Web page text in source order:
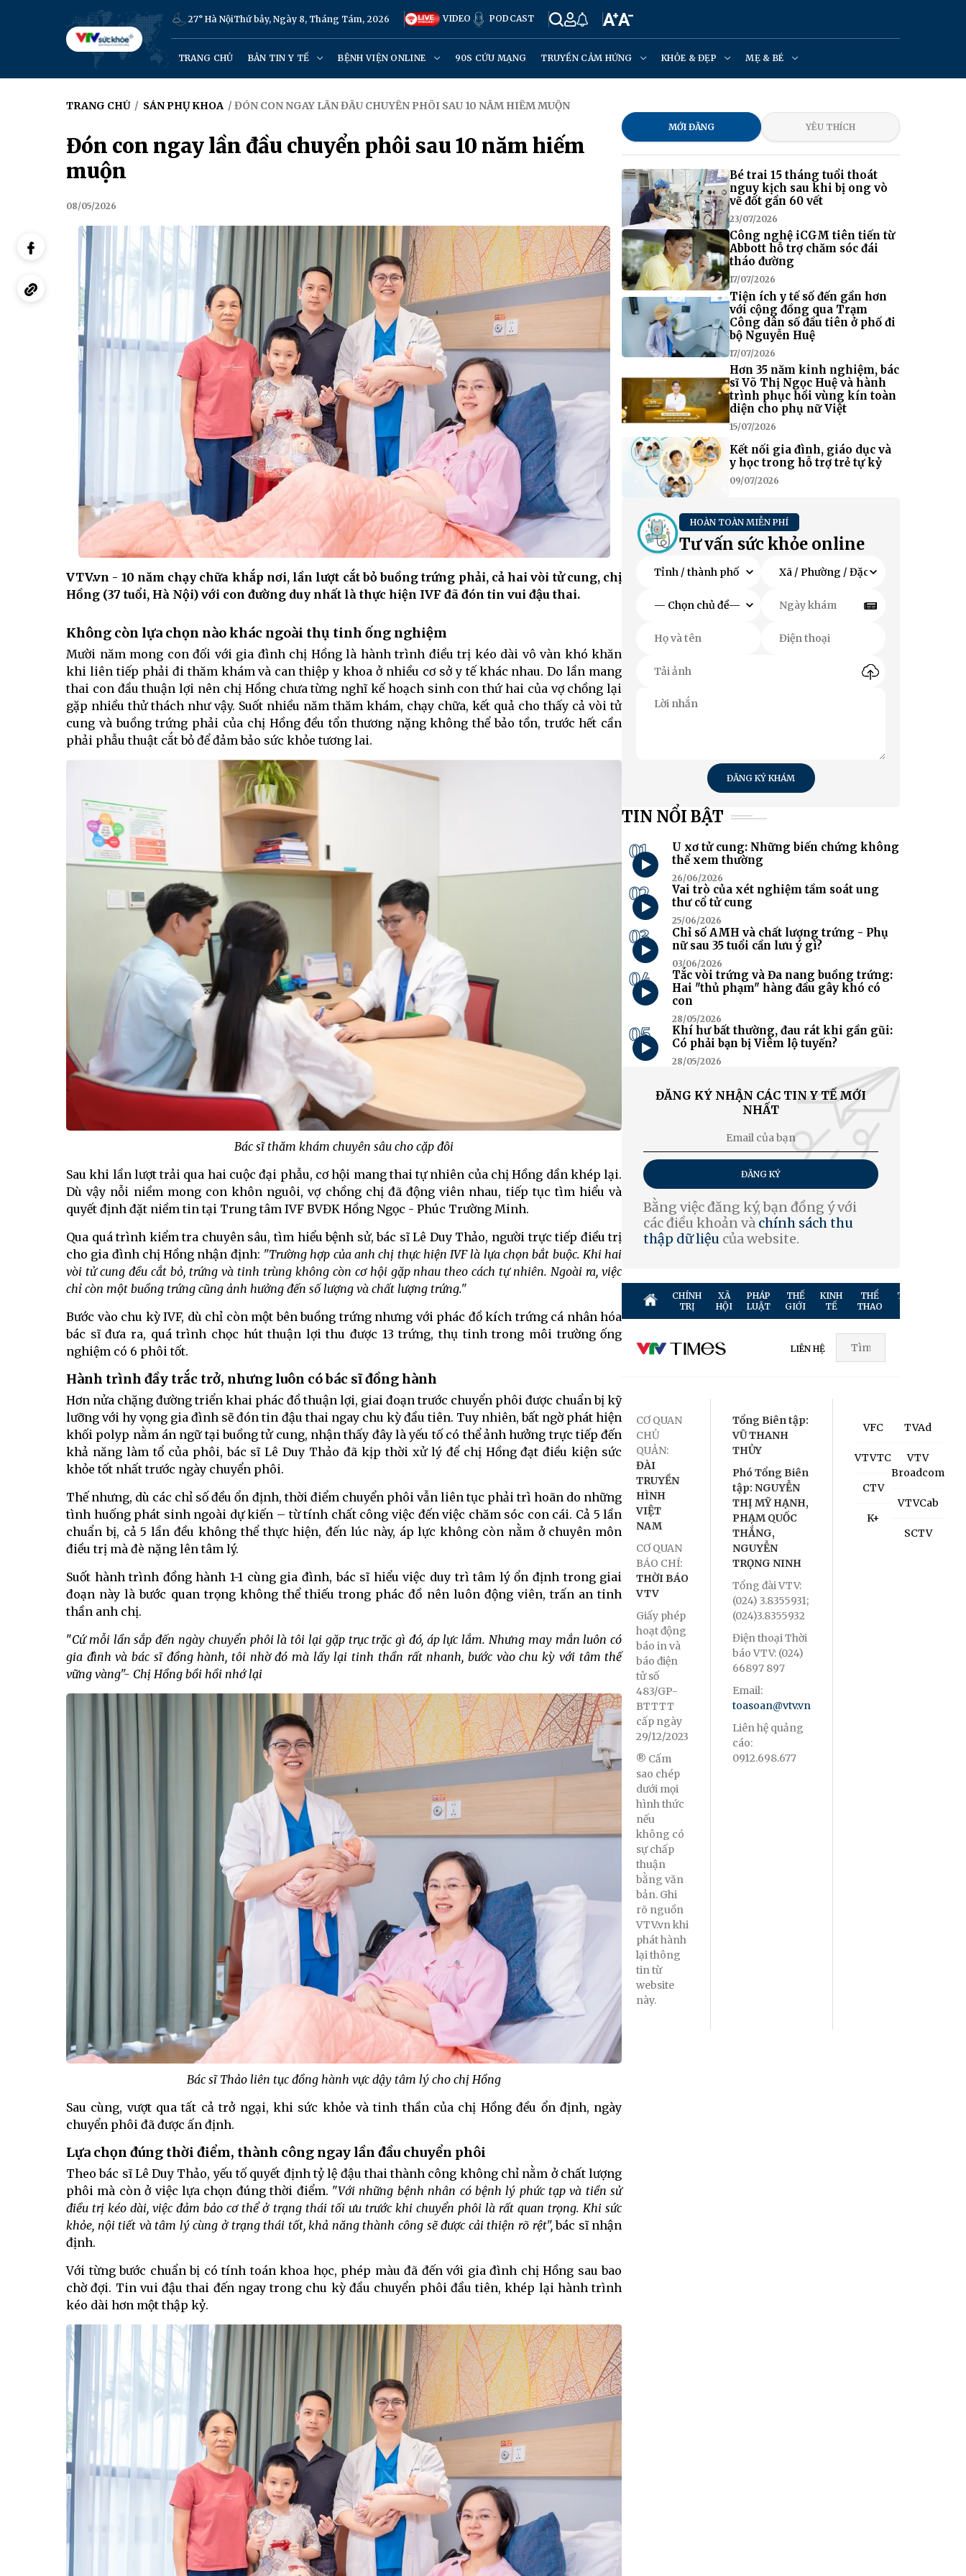
27° Hà NộiThứ bảy, Ngày 8, Tháng Tám, 2026 VIDEO PODCAST
TRANG CHỦ BẢN TIN Y TẾ BỆNH VIỆN ONLINE 90S CỨU MẠNG TRUYỀN CẢM HỨNG KHỎE & ĐẸP MẸ & BÉ
TRANG CHỦ / SẢN PHỤ KHOA / ĐÓN CON NGAY LẦN ĐẦU CHUYỂN PHÔI SAU 10 NĂM HIẾM MUỘN
Đón con ngay lần đầu chuyển phôi sau 10 năm hiếm
muộn
08/05/2026
VTV.vn - 10 năm chạy chữa khắp nơi, lần lượt cắt bỏ buồng trứng phải, cả hai vòi tử cung, chị
Hồng (37 tuổi, Hà Nội) với con đường duy nhất là thực hiện IVF đã đón tin vui đậu thai.
Không còn lựa chọn nào khác ngoài thụ tinh ống nghiệm
Mười năm mong con đối với gia đình chị Hồng là hành trình điều trị kéo dài vô vàn khó khăn
khi liên tiếp phải đi thăm khám và can thiệp y khoa ở nhiều cơ sở y tế khác nhau. Do lần mang
thai con đầu thuận lợi nên chị Hồng chưa từng nghĩ kế hoạch sinh con thứ hai của vợ chồng lại
gặp nhiều thử thách như vậy. Suốt nhiều năm thăm khám, chạy chữa, kết quả cho thấy cả vòi tử
cung và buồng trứng phải của chị Hồng đều tổn thương nặng không thể bảo tồn, trước hết cần
phải phẫu thuật cắt bỏ để đảm bảo sức khỏe tương lai.
Bác sĩ thăm khám chuyên sâu cho cặp đôi
Sau khi lần lượt trải qua hai cuộc đại phẫu, cơ hội mang thai tự nhiên của chị Hồng dần khép lại.
Dù vậy nỗi niềm mong con khôn nguôi, vợ chồng chị đã động viên nhau, tiếp tục tìm hiểu và
quyết định đặt niềm tin tại Trung tâm IVF BVĐK Hồng Ngọc - Phúc Trường Minh.
Qua quá trình kiểm tra chuyên sâu, tìm hiểu bệnh sử, bác sĩ Lê Duy Thảo, người trực tiếp điều trị
cho gia đình chị Hồng nhận định: "Trường hợp của anh chị thực hiện IVF là lựa chọn bắt buộc. Khi hai
vòi tử cung đều cắt bỏ, trứng và tinh trùng không còn cơ hội gặp nhau theo cách tự nhiên. Ngoài ra, việc
chỉ còn một buồng trứng cũng ảnh hưởng đến số lượng và chất lượng trứng."
Bước vào chu kỳ IVF, dù chỉ còn một bên buồng trứng nhưng với phác đồ kích trứng cá nhân hóa
bác sĩ đưa ra, quá trình chọc hút thuận lợi thu được 13 trứng, thụ tinh trong môi trường ống
nghiệm có 6 phôi tốt.
Hành trình đầy trắc trở, nhưng luôn có bác sĩ đồng hành
Hơn nửa chặng đường triển khai phác đồ thuận lợi, giai đoạn trước chuyển phôi được chuẩn bị kỹ
lưỡng với hy vọng gia đình sẽ đón tin đậu thai ngay chu kỳ đầu tiên. Tuy nhiên, bất ngờ phát hiện
khối polyp nằm án ngữ tại buồng tử cung, nhận thấy đây là yếu tố có thể ảnh hưởng trực tiếp đến
khả năng làm tổ của phôi, bác sĩ Lê Duy Thảo đã kịp thời xử lý để chị Hồng đạt điều kiện sức
khỏe tốt nhất trước ngày chuyển phôi.
Thế nhưng, dù các chỉ số đều ổn định, thời điểm chuyển phôi vẫn liên tục phải trì hoãn do những
tình huống phát sinh ngoài dự kiến – từ tính chất công việc đến việc chăm sóc con cái. Cả 5 lần
chuẩn bị, cả 5 lần đều không thể thực hiện, đến lúc này, áp lực không còn nằm ở chuyên môn
điều trị mà đè nặng lên tâm lý.
Suốt hành trình đồng hành 1-1 cùng gia đình, bác sĩ hiểu việc duy trì tâm lý ổn định trong giai
đoạn này là bước quan trọng không thể thiếu trong phác đồ nên luôn động viên, trấn an tinh
thần anh chị.
"Cứ mỗi lần sắp đến ngày chuyển phôi là tôi lại gặp trục trặc gì đó, áp lực lắm. Nhưng may mắn luôn có
gia đình và bác sĩ đồng hành, tôi nhờ đó mà lấy lại tinh thần rất nhanh, bước vào chu kỳ với tâm thế
vững vàng"- Chị Hồng bồi hồi nhớ lại
Bác sĩ Thảo liên tục đồng hành vực dậy tâm lý cho chị Hồng
Sau cùng, vượt qua tất cả trở ngại, khi sức khỏe và tinh thần của chị Hồng đều ổn định, ngày
chuyển phôi đã được ấn định.
Lựa chọn đúng thời điểm, thành công ngay lần đầu chuyển phôi
Theo bác sĩ Lê Duy Thảo, yếu tố quyết định tỷ lệ đậu thai thành công không chỉ nằm ở chất lượng
phôi mà còn ở việc lựa chọn đúng thời điểm. "Với những bệnh nhân có bệnh lý phức tạp và tiền sử
điều trị kéo dài, việc đảm bảo cơ thể ở trạng thái tối ưu trước khi chuyển phôi là rất quan trọng. Khi sức
khỏe, nội tiết và tâm lý cùng ở trạng thái tốt, khả năng thành công sẽ được cải thiện rõ rệt",bác sĩ nhận
định.
Với từng bước chuẩn bị có tính toán khoa học, phép màu đã đến với gia đình chị Hồng sau bao
chờ đợi. Tin vui đậu thai đến ngay trong chu kỳ đầu chuyển phôi đầu tiên, khép lại hành trình
kéo dài hơn một thập kỷ.
MỚI ĐĂNG YÊU THÍCH
Bé trai 15 tháng tuổi thoát
nguy kịch sau khi bị ong vò
vẽ đốt gần 60 vết
23/07/2026
Công nghệ iCGM tiên tiến từ
Abbott hỗ trợ chăm sóc đái
tháo đường
17/07/2026
Tiện ích y tế số đến gần hơn
với cộng đồng qua Trạm
Công dân số đầu tiên ở phố đi
bộ Nguyễn Huệ
17/07/2026
Hơn 35 năm kinh nghiệm, bác
sĩ Võ Thị Ngọc Huệ và hành
trình phục hồi vùng kín toàn
diện cho phụ nữ Việt
15/07/2026
Kết nối gia đình, giáo dục và
y học trong hỗ trợ trẻ tự kỷ
09/07/2026
HOÀN TOÀN MIỄN PHÍ
Tư vấn sức khỏe online
ĐĂNG KÝ KHÁM
TIN NỔI BẬT
01
U xơ tử cung: Những biến chứng không
thể xem thường
26/06/2026
02
Vai trò của xét nghiệm tầm soát ung
thư cổ tử cung
25/06/2026
03
Chỉ số AMH và chất lượng trứng - Phụ
nữ sau 35 tuổi cần lưu ý gì?
03/06/2026
04
Tắc vòi trứng và Đa nang buồng trứng:
Hai "thủ phạm" hàng đầu gây khó có
con
28/05/2026
05
Khí hư bất thường, đau rát khi gần gũi:
Có phải bạn bị Viêm lộ tuyến?
28/05/2026
ĐĂNG KÝ NHẬN CÁC TIN Y TẾ MỚI
NHẤT
ĐĂNG KÝ
Bằng việc đăng ký, bạn đồng ý với
các điều khoản và chính sách thu
thập dữ liệu của website.
CHÍNH
TRỊ
XÃ
HỘI
PHÁP
LUẬT
THẾ
GIỚI
KINH
TẾ
THỂ
THAO
TRUYỀN
LIÊN HỆ
CƠ QUAN
CHỦ
QUẢN:
ĐÀI
TRUYỀN
HÌNH
VIỆT
NAM
CƠ QUAN
BÁO CHÍ:
THỜI BÁO
VTV
Giấy phép
hoạt động
báo in và
báo điện
tử số
483/GP-
BTTTT
cấp ngày
29/12/2023
® Cấm
sao chép
dưới mọi
hình thức
nếu
không có
sự chấp
thuận
bằng văn
bản. Ghi
rõ nguồn
VTV.vn khi
phát hành
lại thông
tin từ
website
này.
Tổng Biên tập:
VŨ THANH
THỦY
Phó Tổng Biên
tập: NGUYỄN
THỊ MỸ HẠNH,
PHẠM QUỐC
THẮNG,
NGUYỄN
TRỌNG NINH
Tổng đài VTV:
(024) 3.8355931;
(024)3.8355932
Điện thoại Thời
báo VTV: (024)
66897 897
Email:
toasoan@vtv.vn
Liên hệ quảng
cáo:
0912.698.677
VFC
VTVTC
CTV
K+
TVAd
VTV
Broadcom
VTVCab
SCTV